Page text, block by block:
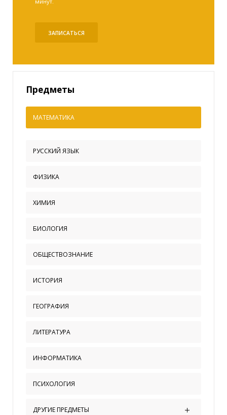
ЗАПИСАТЬСЯ
Предметы
МАТЕМАТИКА
РУССКИЙ ЯЗЫК
ФИЗИКА
ХИМИЯ
БИОЛОГИЯ
ОБЩЕСТВОЗНАНИЕ
ИСТОРИЯ
ГЕОГРАФИЯ
ЛИТЕРАТУРА
ИНФОРМАТИКА
ПСИХОЛОГИЯ
ДРУГИЕ ПРЕДМЕТЫ